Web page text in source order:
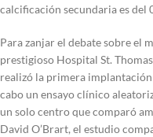
calcificación secundaria es del
Para zanjar el debate sobre el
prestigioso Hospital St.
realizó la primera
cabo un ensayo clínico
un solo centro que comparó
David O’Brart, el estudio